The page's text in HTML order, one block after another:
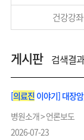
건강강
게시판 검색결
[의료진이야기] 대장
병원소개 > 언론보도
2026-07-23